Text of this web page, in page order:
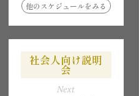
他のスケジュールをみる
社会人向け説明
会
Next